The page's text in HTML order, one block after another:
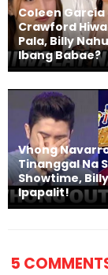
Coleen Garcia
Crawford
Pala, Billy
Ibang Babae?
Vhong
Tinanggal Na
Showtime,
Ipapalit!
5